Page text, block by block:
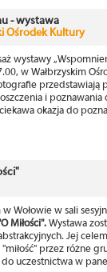
- wystawa
Ośrodek Kultury
wystawy
w Wałbrzyskim
przedstawiają
i poznawania
okazja do
w Wołowie w sali
Miłości". Wystawa
Jej
przez różne
uczestnictwa w